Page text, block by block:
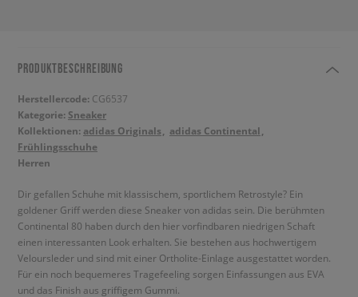
PRODUKTBESCHREIBUNG
Herstellercode: CG6537
Kategorie: Sneaker
Kollektionen: adidas Originals
adidas Continental
Frühlingsschuhe
Herren
Dir gefallen Schuhe mit klassischem, sportlichem Retrostyle? Ein
goldener Griff werden diese Sneaker von adidas sein. Die berühmten
Continental 80 haben durch den hier vorfindbaren niedrigen Schaft
einen interessanten Look erhalten. Sie bestehen aus hochwertigem
Veloursleder und sind mit einer Ortholite-Einlage ausgestattet worden.
Für ein noch bequemeres Tragefeeling sorgen Einfassungen aus EVA
und das Finish aus griffigem Gummi.